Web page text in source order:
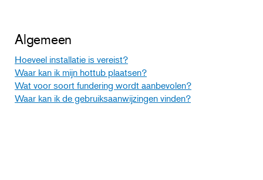
Algemeen
Hoeveel installatie is vereist?
Waar kan ik mijn hottub plaatsen?
Wat voor soort fundering wordt aanbevolen?
Waar kan ik de gebruiksaanwijzingen vinden?